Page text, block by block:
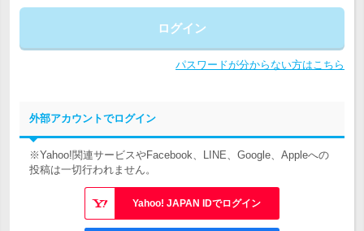
ログイン
パスワードが分からない方はこちら
外部アカウントでログイン
※Yahoo!関連サービスやFacebook、LINE、Google、Appleへの
投稿は一切行われません。
Yahoo! JAPAN IDでログイン